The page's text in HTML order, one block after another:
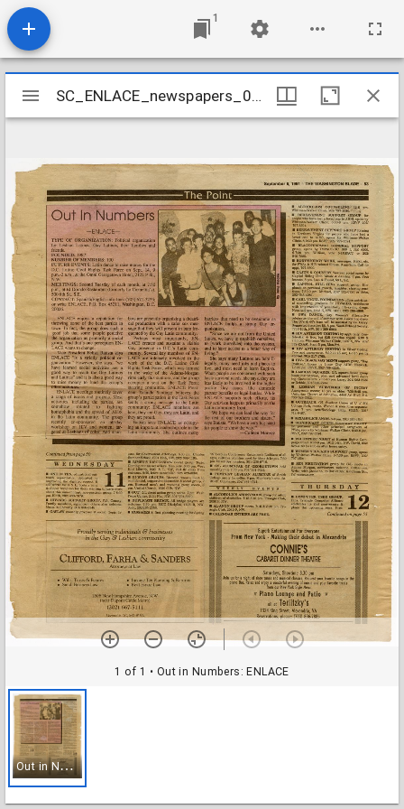
1
Mirador
viewer
SC_ENLACE_newspapers_0005_01
1 of 1 • Out in Numbers: ENLACE
O
ut in Numbers: ENLACE
SC_ENLACE_newspapers_0005_01